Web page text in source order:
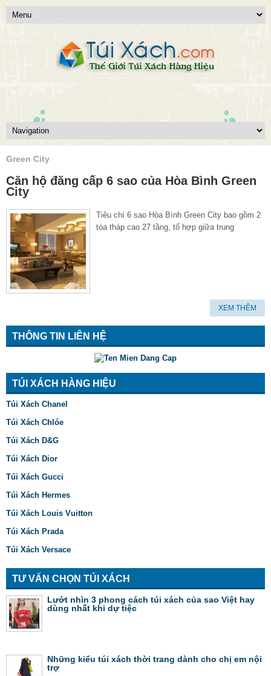
Green City
Căn hộ đẳng cấp 6 sao của Hòa Bình Green
City
Tiêu chí 6 sao Hòa Bình Green City bao gồm 2
tòa tháp cao 27 tầng, tổ hợp giữa trung
XEM THÊM
THÔNG TIN LIÊN HỆ
TÚI XÁCH HÀNG HIỆU
Túi Xách Chanel
Túi Xách Chlóe
Túi Xách D&G
Túi Xách Dior
Túi Xách Gucci
Túi Xách Hermes
Túi Xách Louis Vuitton
Túi Xách Prada
Túi Xách Versace
TƯ VẤN CHỌN TÚI XÁCH
Lướt nhìn 3 phong cách túi xách của sao Việt hay
dùng nhất khi dự tiệc
Những kiểu túi xách thời trang dành cho chị em nội
trợ